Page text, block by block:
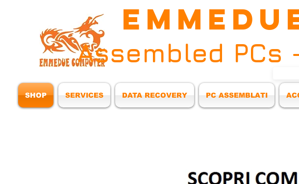
Assembled PCs
SHOP SERVICES DATA RECOVERY PC ASSEMBLATI